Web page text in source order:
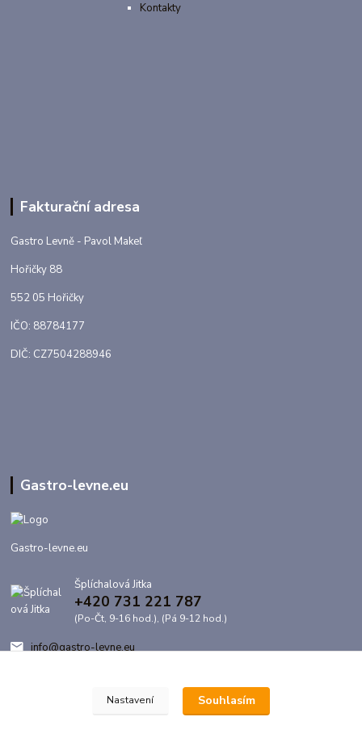
Kontakty
Fakturační adresa
Gastro Levně - Pavol Makeľ
Hořičky 88
552 05 Hořičky
IČO: 88784177
DIČ: CZ7504288946
Gastro-levne.eu
Gastro-levne.eu
Šplíchalová Jitka
+420 731 221 787
(Po-Čt, 9-16 hod.), (Pá 9-12 hod.)
info@gastro-levne.eu
Nastavení Souhlasím